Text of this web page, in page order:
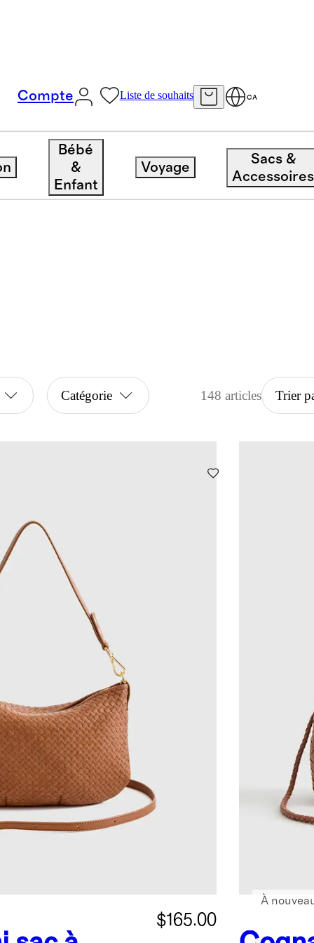
Compte Liste de souhaits CA
Bébé
&
Enfant
Voyage
Sacs &
Accessoires
Catégorie 148 articles Trier
$165.00
À